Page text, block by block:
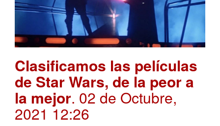
Clasificamos las películas
de Star Wars, de la peor a
la mejor. 02 de Octubre,
2021 12:26